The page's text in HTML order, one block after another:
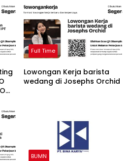
Full Time
Lowongan Kerja barista
wedang di Josephs Orchid
BUMN